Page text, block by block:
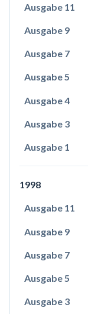
Ausgabe 11
Ausgabe 9
Ausgabe 7
Ausgabe 5
Ausgabe 4
Ausgabe 3
Ausgabe 1
1998
Ausgabe 11
Ausgabe 9
Ausgabe 7
Ausgabe 5
Ausgabe 3